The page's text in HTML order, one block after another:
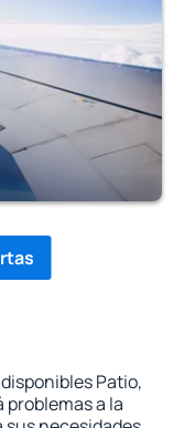
Patio,
a la